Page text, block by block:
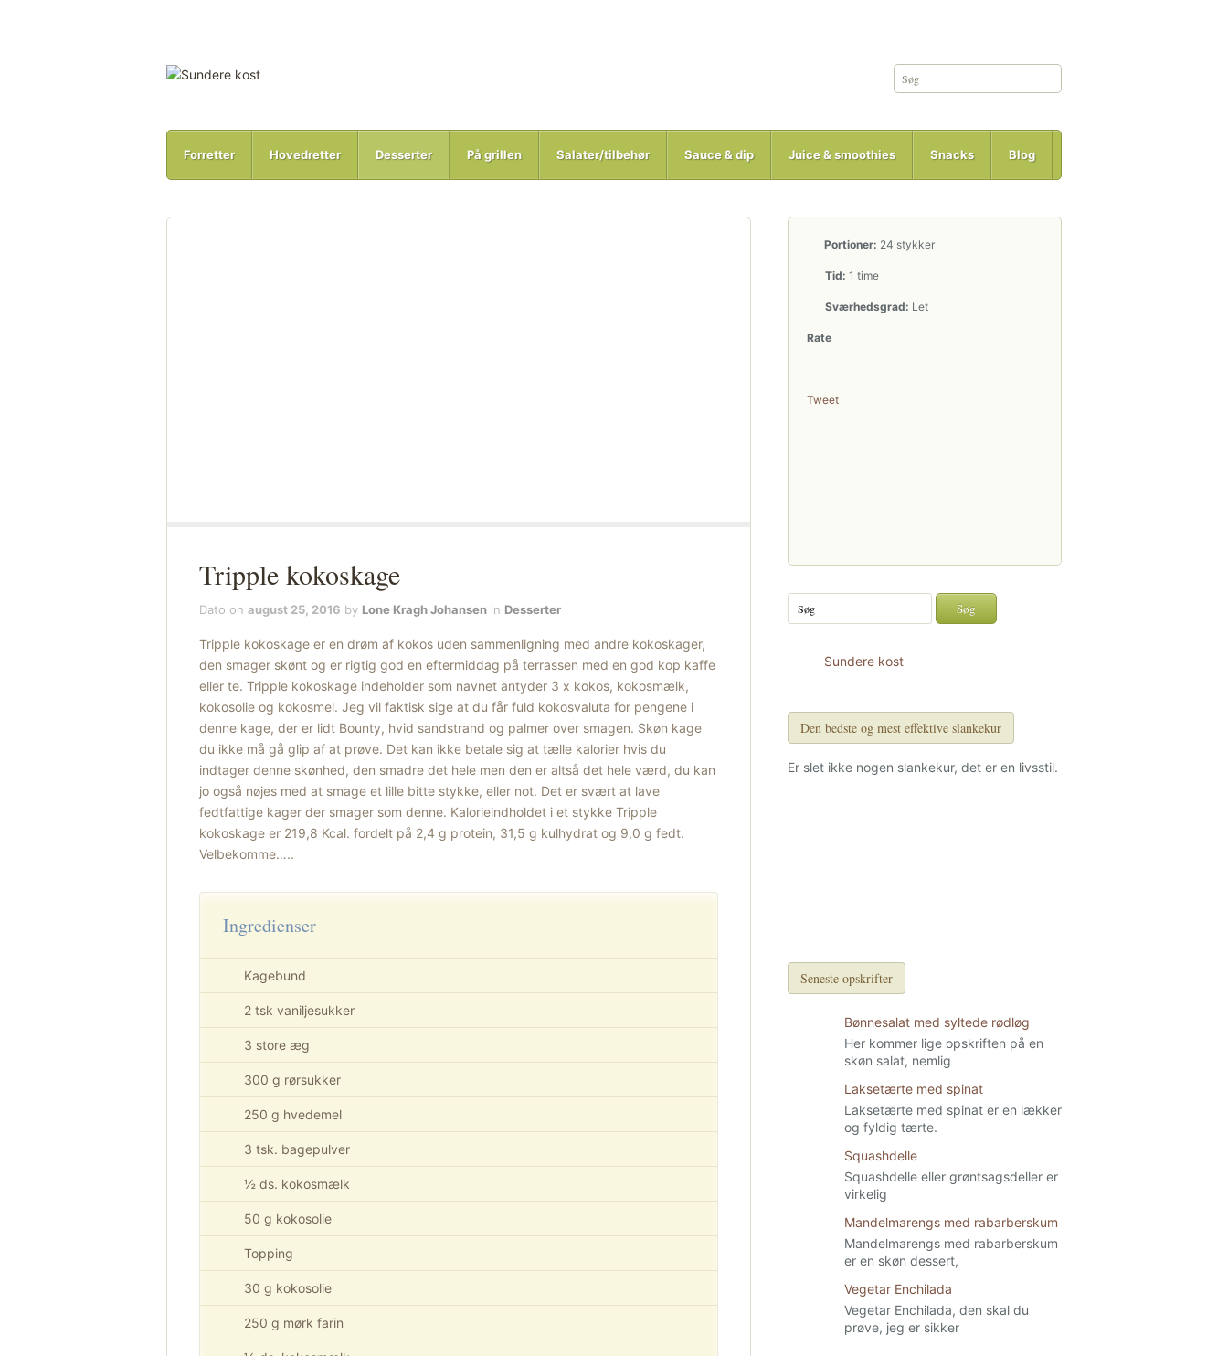
Forretter Hovedretter Desserter På grillen Salater/tilbehør Sauce & dip Juice & smoothies Snacks Blog
Tripple kokoskage
Dato on august 25, 2016 by Lone Kragh Johansen in Desserter
Tripple kokoskage er en drøm af kokos uden sammenligning med andre kokoskager,
den smager skønt og er rigtig god en eftermiddag på terrassen med en god kop kaffe
eller te. Tripple kokoskage indeholder som navnet antyder 3 x kokos, kokosmælk,
kokosolie og kokosmel. Jeg vil faktisk sige at du får fuld kokosvaluta for pengene i
denne kage, der er lidt Bounty, hvid sandstrand og palmer over smagen. Skøn kage
du ikke må gå glip af at prøve. Det kan ikke betale sig at tælle kalorier hvis du
indtager denne skønhed, den smadre det hele men den er altså det hele værd, du kan
jo også nøjes med at smage et lille bitte stykke, eller not. Det er svært at lave
fedtfattige kager der smager som denne. Kalorieindholdet i et stykke Tripple
kokoskage er 219,8 Kcal. fordelt på 2,4 g protein, 31,5 g kulhydrat og 9,0 g fedt.
Velbekomme…..
Ingredienser
Kagebund
2 tsk vaniljesukker
3 store æg
300 g rørsukker
250 g hvedemel
3 tsk. bagepulver
½ ds. kokosmælk
50 g kokosolie
Topping
30 g kokosolie
250 g mørk farin
Portioner: 24 stykker
Tid: 1 time
Sværhedsgrad: Let
Rate
Tweet
Sundere kost
Den bedste og mest effektive slankekur
Er slet ikke nogen slankekur, det er en livsstil.
Seneste opskrifter
Bønnesalat med syltede rødløg
Her kommer lige opskriften på en
skøn salat, nemlig
Laksetærte med spinat
Laksetærte med spinat er en lækker
og fyldig tærte.
Squashdelle
Squashdelle eller grøntsagsdeller er
virkelig
Mandelmarengs med rabarberskum
Mandelmarengs med rabarberskum
er en skøn dessert,
Vegetar Enchilada
Vegetar Enchilada, den skal du
prøve, jeg er sikker